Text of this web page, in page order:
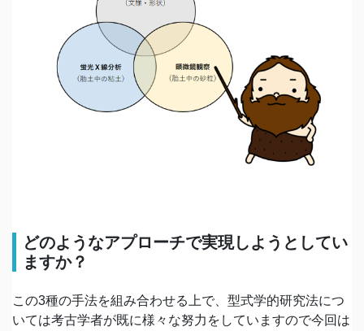
どのようなアプローチで実現しようとしてい
ますか？
この3種の手法を組み合わせる上で、型式学的研究法につ
いては考古学者が既に様々な努力をしていますので今回は